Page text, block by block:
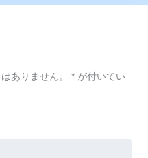
ありません。 * が付いてい